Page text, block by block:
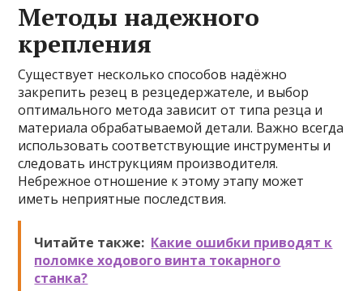
Методы надежного
крепления
Существует несколько способов надёжно
закрепить резец в резцедержателе, и выбор
оптимального метода зависит от типа резца и
материала обрабатываемой детали. Важно всегда
использовать соответствующие инструменты и
следовать инструкциям производителя.
Небрежное отношение к этому этапу может
иметь неприятные последствия.
Читайте также: Какие ошибки приводят к
поломке ходового винта токарного
станка?